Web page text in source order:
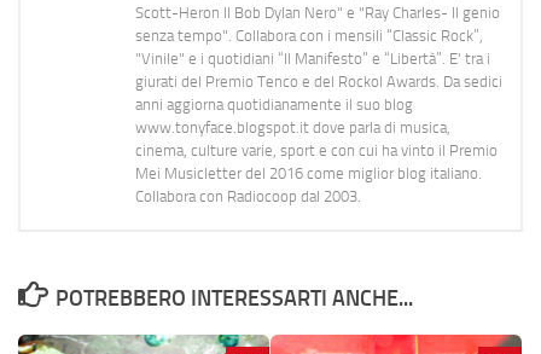
Scott-Heron Il Bob Dylan Nero" e "Ray Charles- Il genio
senza tempo". Collabora con i mensili “Classic Rock”,
"Vinile" e i quotidiani “Il Manifesto” e “Libertà”. E' tra i
giurati del Premio Tenco e del Rockol Awards. Da sedici
anni aggiorna quotidianamente il suo blog
www.tonyface.blogspot.it dove parla di musica,
cinema, culture varie, sport e con cui ha vinto il Premio
Mei Musicletter del 2016 come miglior blog italiano.
Collabora con Radiocoop dal 2003.
POTREBBERO INTERESSARTI ANCHE...